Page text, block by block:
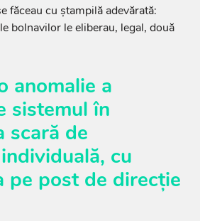
făceau cu ștampilă adevărată:
bolnavilor le eliberau, legal, două
anomalie a
sistemul în
scară de
cu
pe post de direcție